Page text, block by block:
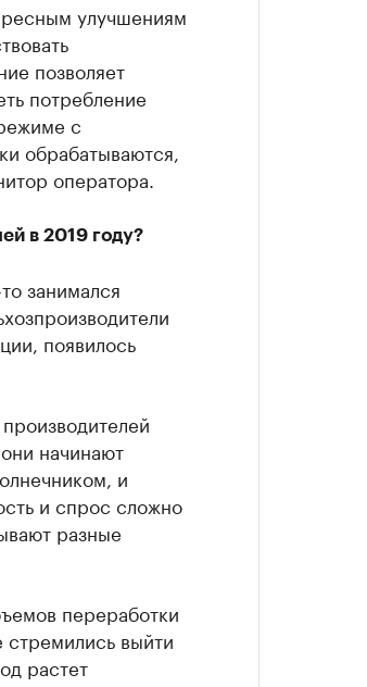
улучшениям
позволяет
потребление
с
обрабатываются,
оператора.
в 2019 году?
занимался
появилось
начинают
и
и спрос сложно
разные
переработки
выйти
растет